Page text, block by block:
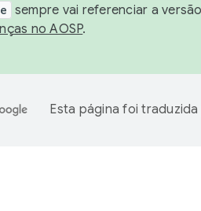
sempre vai referenciar a
no AOSP.
Esta página foi traduzida